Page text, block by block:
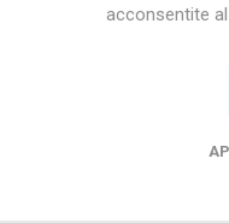
acconsentite